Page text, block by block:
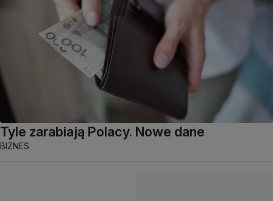
Tyle zarabiają Polacy. Nowe dane
BIZNES